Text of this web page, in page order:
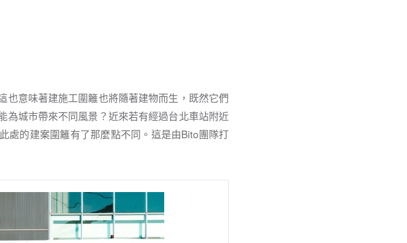
意味著建施工圍籬也將隨著建物而生，既然它們
城市帶來不同風景？近來若有經過台北車站附近
處的建案圍籬有了那麼點不同。這是由Bito團隊打